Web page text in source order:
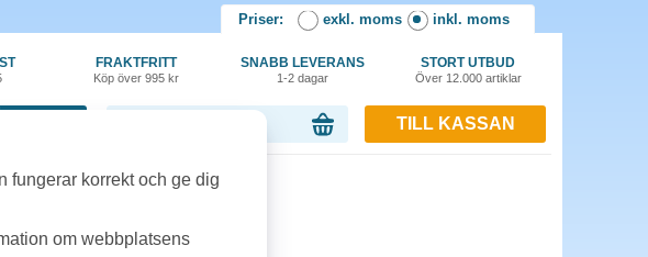
Priser: exkl. moms inkl. moms
FRAKTFRITT
Köp över 995 kr
SNABB LEVERANS
1-2 dagar
STORT UTBUD
Över 12.000 artiklar
TILL KASSAN
A4 cerise
Actual A4 cerise
fungerar korrekt och ge dig
om webbplatsens